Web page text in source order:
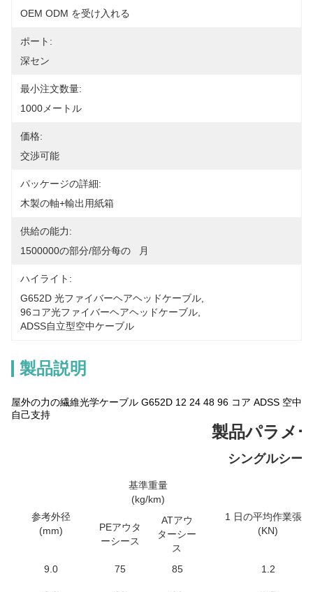
OEM ODM を受け入れる
ポート:
深セン
最小注文数量:
1000メートル
価格:
交渉可能
パッケージの詳細:
木製の軸+輸出用紙箱
供給の能力:
1500000の部分/部分每の   月
ハイライト:
G652D 光ファイバーヘアヘッドケーブル
96コア光ファイバーヘアヘッドケーブル
ADSS自立型空中ケーブル
製品説明
屋外の力の繊維光学ケーブル G652D 12 24 48 96 コア ADSS 空中
自己支持
製品パラメ
シングルシー
参考外径
(mm)
基準重量
(kg/km)
1 日の平均作業張力
(KN)
PEアウタ
ーシース
ATアウ
ターシー
ス
9.0
75 85 1.2